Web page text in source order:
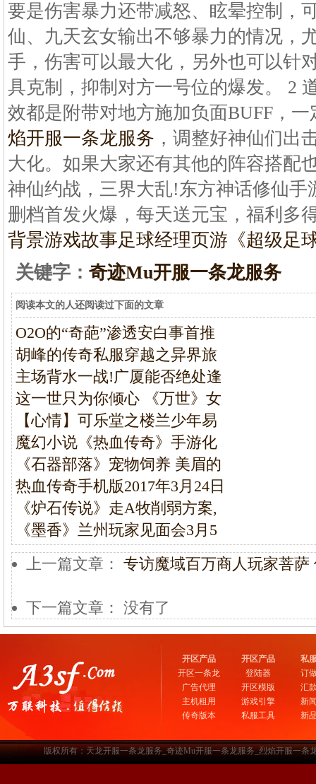
要是伤害暴力还带减怒、眩晕控制，
仙、九天玄女输出不够暴力的情况，
手，伤害可以最大化，另外也可以针
具克制，抑制对方一号位的爆发。 2
效都是附带对地方施加负面BUFF，
焰开服一条龙服务 ，调整好神仙们出
大化。如果大家还有其他的阵容搭配
神仙约战，三界大乱!东方神话修仙手
删档首发火爆，每天送元宝，福利多
背景游戏故事足球经理页游《超级足
关键字： 奇迹Mu开服一条龙服务
阅读本文的人还阅读过下面的文章
O2O的“奇葩”渗透安白事首推
胡峰的传奇私服穿越之异界旅
主场背水一战!广厦能否绝处逢
这一世只为你倾心 《万世》女
【心情】可乐堂之楼兰少年易
魔幻小说《热血传奇》手游化
《石器部落》宠物饲养 美眉的
热血传奇手机版2017年3月24日
《炉石传说》走A牧削弱方案,
《墨香》兰州玩家见面会3月5
上一篇文章： 专访魔域百万商人玩家菩萨
下一篇文章： 没有了
开区产品
开区一条龙
广告代理
主机租用
传奇版本
开区产品
登陆器
开区模版
游戏引擎
私服工具
私
订
汇
新
新
版权所有：天龙开服一条龙服务_奇迹Mu开服一条龙服务_烈焰开服一条